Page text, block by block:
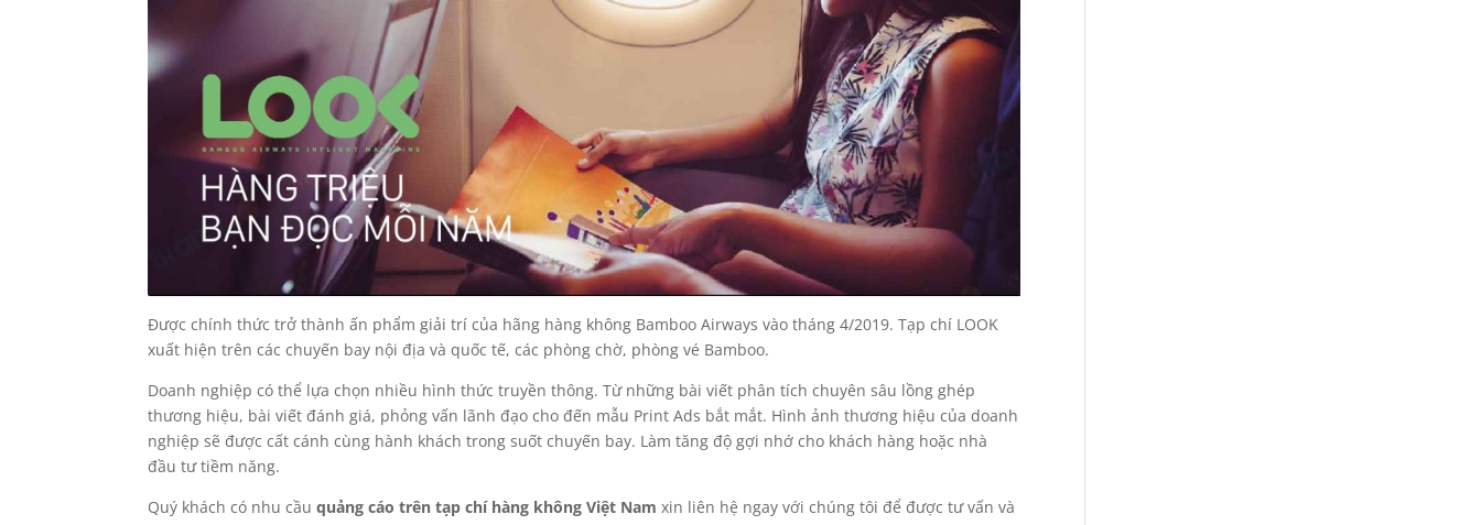
Được chính thức trở thành ấn phẩm giải trí của hãng hàng không Bamboo Airways vào tháng 4/2019. Tạp chí LOOK
xuất hiện trên các chuyến bay nội địa và quốc tế, các phòng chờ, phòng vé Bamboo.
Doanh nghiệp có thể lựa chọn nhiều hình thức truyền thông. Từ những bài viết phân tích chuyên sâu lồng ghép
thương hiệu, bài viết đánh giá, phỏng vấn lãnh đạo cho đến mẫu Print Ads bắt mắt. Hình ảnh thương hiệu của doanh
nghiệp sẽ được cất cánh cùng hành khách trong suốt chuyến bay. Làm tăng độ gợi nhớ cho khách hàng hoặc nhà
đầu tư tiềm năng.
Quý khách có nhu cầu quảng cáo trên tạp chí hàng không Việt Namxin liên hệ ngay với chúng tôi để được tư vấn và